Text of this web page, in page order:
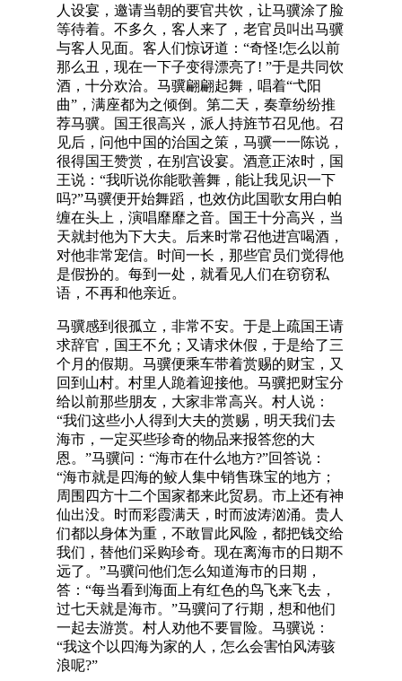
人设宴，邀请当朝的要官共饮，让马骥涂了脸
等待着。不多久，客人来了，老官员叫出马骥
与客人见面。客人们惊讶道：“奇怪!怎么以前
那么丑，现在一下子变得漂亮了! ”于是共同饮
酒，十分欢洽。马骥翩翩起舞，唱着“弋阳
曲”，满座都为之倾倒。第二天，奏章纷纷推
荐马骥。国王很高兴，派人持旌节召见他。召
见后，问他中国的治国之策，马骥一一陈说，
很得国王赞赏，在别宫设宴。酒意正浓时，国
王说：“我听说你能歌善舞，能让我见识一下
吗?”马骥便开始舞蹈，也效仿此国歌女用白帕
缠在头上，演唱靡靡之音。国王十分高兴，当
天就封他为下大夫。后来时常召他进宫喝酒，
对他非常宠信。时间一长，那些官员们觉得他
是假扮的。每到一处，就看见人们在窃窃私
语，不再和他亲近。
马骥感到很孤立，非常不安。于是上疏国王请
求辞官，国王不允；又请求休假，于是给了三
个月的假期。马骥便乘车带着赏赐的财宝，又
回到山村。村里人跪着迎接他。马骥把财宝分
给以前那些朋友，大家非常高兴。村人说：
“我们这些小人得到大夫的赏赐，明天我们去
海市，一定买些珍奇的物品来报答您的大
恩。”马骥问：“海市在什么地方?”回答说：
“海市就是四海的鲛人集中销售珠宝的地方；
周围四方十二个国家都来此贸易。市上还有神
仙出没。时而彩霞满天，时而波涛汹涌。贵人
们都以身体为重，不敢冒此风险，都把钱交给
我们，替他们采购珍奇。现在离海市的日期不
远了。”马骥问他们怎么知道海市的日期，
答：“每当看到海面上有红色的鸟飞来飞去，
过七天就是海市。”马骥问了行期，想和他们
一起去游赏。村人劝他不要冒险。马骥说：
“我这个以四海为家的人，怎么会害怕风涛骇
浪呢?”